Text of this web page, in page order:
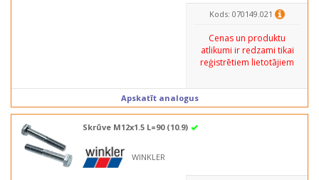
Kods: 070149.021
Cenas un produktu
atlikumi ir redzami tikai
reģistrētiem lietotājiem
Apskatīt analogus
Skrūve M12x1.5 L=90 (10.9)
WINKLER